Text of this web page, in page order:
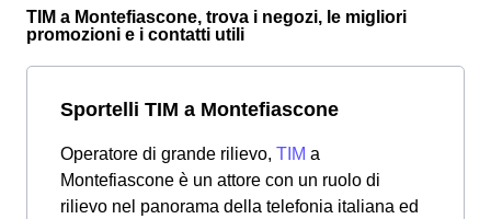
TIM a Montefiascone, trova i negozi, le migliori
promozioni e i contatti utili
Sportelli TIM a Montefiascone
Operatore di grande rilievo, TIM a
Montefiascone è un attore con un ruolo di
rilievo nel panorama della telefonia italiana ed